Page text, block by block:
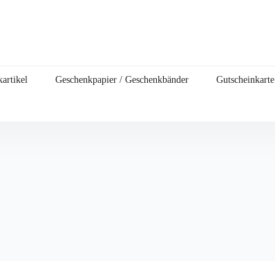
Geschenkpapier / Geschenkbänder Gutscheinkarte